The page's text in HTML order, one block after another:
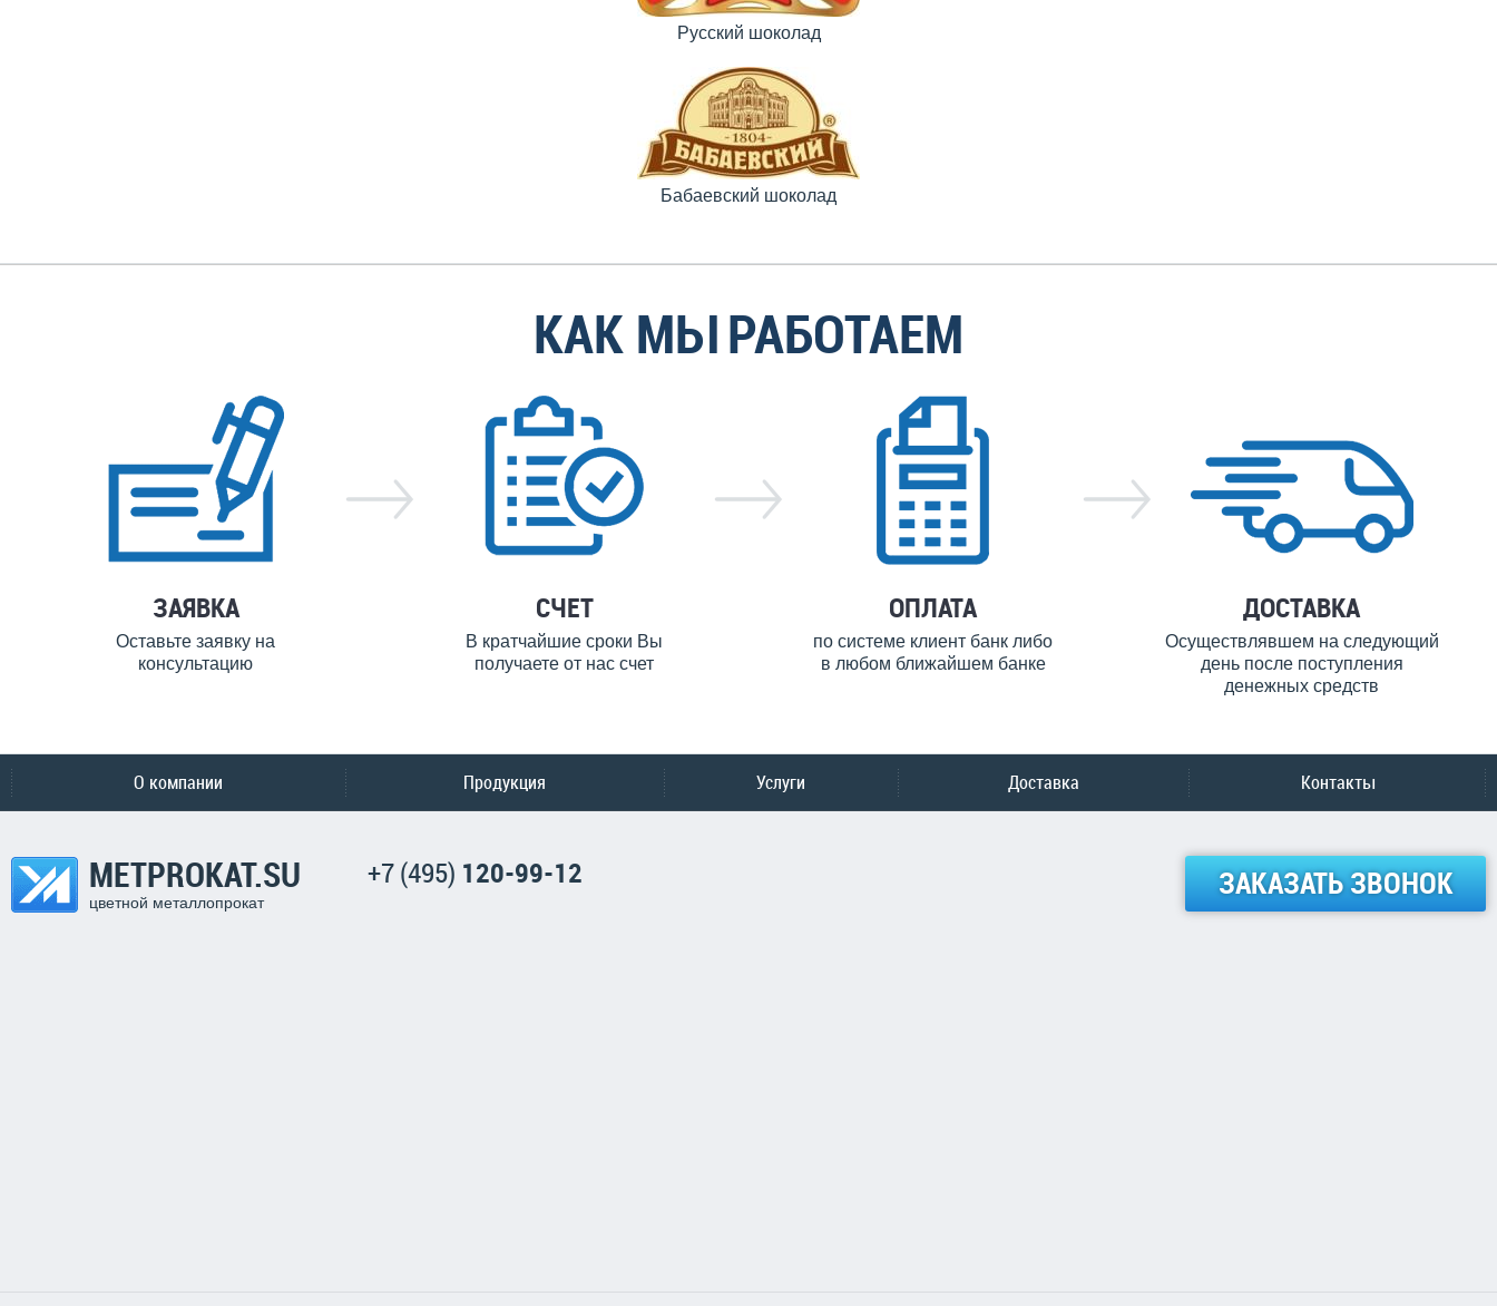
Русский шоколад
Бабаевский шоколад
КАК МЫ РАБОТАЕМ
ЗАЯВКА
Оставьте заявку на
консультацию
СЧЕТ
В кратчайшие сроки Вы
получаете от нас счет
ОПЛАТА
по системе клиент банк либо
в любом ближайшем банке
ДОСТАВКА
Осуществлявшем на следующий
день после поступления
денежных средств
О компании Продукция Услуги Доставка Контакты
METPROKAT.SU
цветной металлопрокат
+7 (495) 120-99-12 ЗАКАЗАТЬ ЗВОНОК